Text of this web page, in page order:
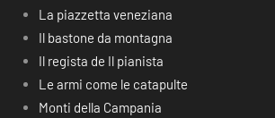
La piazzetta veneziana
Il bastone da montagna
Il regista de Il pianista
Le armi come le catapulte
Monti della Campania